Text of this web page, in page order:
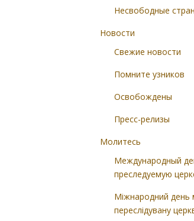
Несвободные
Новости
Свежие новости
Помните узников
Освобождены
Пресс-релизы
Молитесь
Международный
преследуемую
Міжнародний день
переслідувану